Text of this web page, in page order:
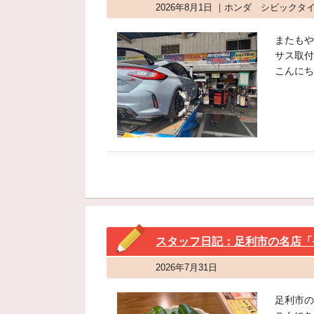
2026年8月1日 ｜ホンダ シビック
またも
サス取
こんに
スタッフ日記：足利市の名店
2026年7月31日
足利市